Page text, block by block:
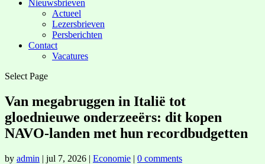
Nieuwsbrieven
Actueel
Lezersbrieven
Persberichten
Contact
Vacatures
Select Page
Van megabruggen in Italië tot
gloednieuwe onderzeeërs: dit kopen
NAVO-landen met hun recordbudgetten
by admin | jul 7, 2026 | Economie | 0 comments